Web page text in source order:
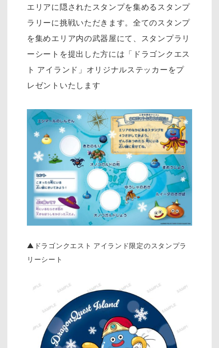
エリアに隠されたスタンプを集めるスタンプ
ラリーに挑戦いただきます。全てのスタンプ
を集めエリア内の武器屋にて、スタンプラリ
ーシートを提出した方には「ドラゴンクエス
ト アイランド」オリジナルステッカーをプ
レゼントいたします
▲ドラゴンクエスト アイランド限定のスタンプラ
リーシート